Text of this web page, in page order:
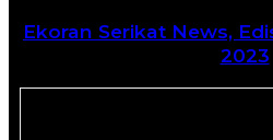
Ekoran Serikat News,
2023